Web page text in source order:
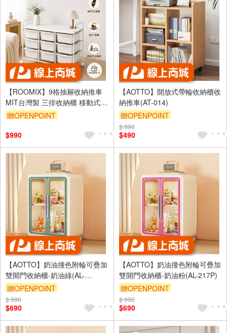
【ROOMIX】9格抽屜收納推車
MIT台灣製 三排收納櫃 移動式收
納車 玩具收納 尿布收納 客廳收
贈OPENPOINT
$990
【AOTTO】開放式帶輪收納櫃收
納推車(AT-014)
贈OPENPOINT
滿3000享95折
$ 990
$490
【AOTTO】奶油撞色附輪可疊加
雙開門收納櫃-奶油綠(AL-
217GN)
贈OPENPOINT
滿3000享95折
$ 990
$690
【AOTTO】奶油撞色附輪可疊加
雙開門收納櫃-奶油粉(AL-217P)
贈OPENPOINT
滿3000享95折
$ 990
$690